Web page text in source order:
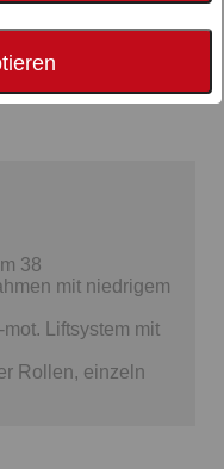
38
mit niedrigem
mot. Liftsystem mit
Rollen, einzeln